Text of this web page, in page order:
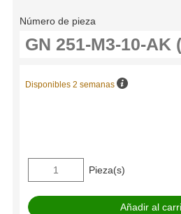
Número de pieza
Disponibles 2 semanas
Pieza(s)